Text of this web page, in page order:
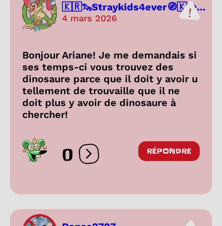
🇰🇷🦦Straykids4ever🧭🇰...
4 mars 2026
Bonjour Ariane! Je me demandais si
ses temps-ci vous trouvez des
dinosaure parce que il doit y avoir u
tellement de trouvaille que il ne
doit plus y avoir de dinosaure à
chercher!
0 Ouvrir les réactions
RÉPONDRE